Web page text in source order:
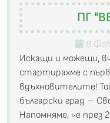
ПГ
8
Искащи и можещи,
стартирахме с
вдъхновителите!
български град –
Напомняме, че през